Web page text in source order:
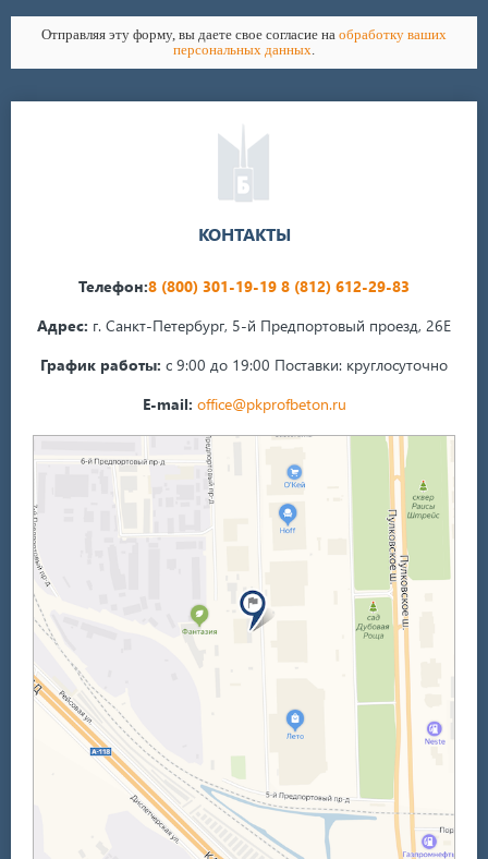
Отправляя эту форму, вы даете свое согласие на обработку ваших
персональных данных.
КОНТАКТЫ
Телефон:8 (800) 301-19-19 8 (812) 612-29-83
Адрес: г. Санкт-Петербург, 5-й Предпортовый проезд, 26Е
График работы: с 9:00 до 19:00 Поставки: круглосуточно
E-mail: office@pkprofbeton.ru